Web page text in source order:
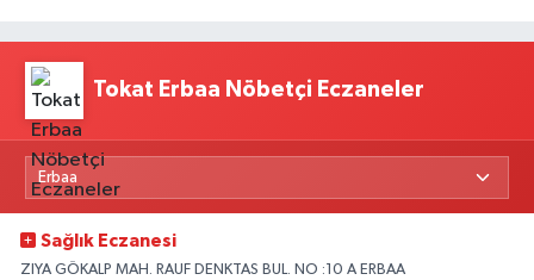
Tokat Erbaa Nöbetçi Eczaneler
Sağlık Eczanesi
ZIYA GÖKALP MAH. RAUF DENKTAS BUL. NO :10 A ERBAA